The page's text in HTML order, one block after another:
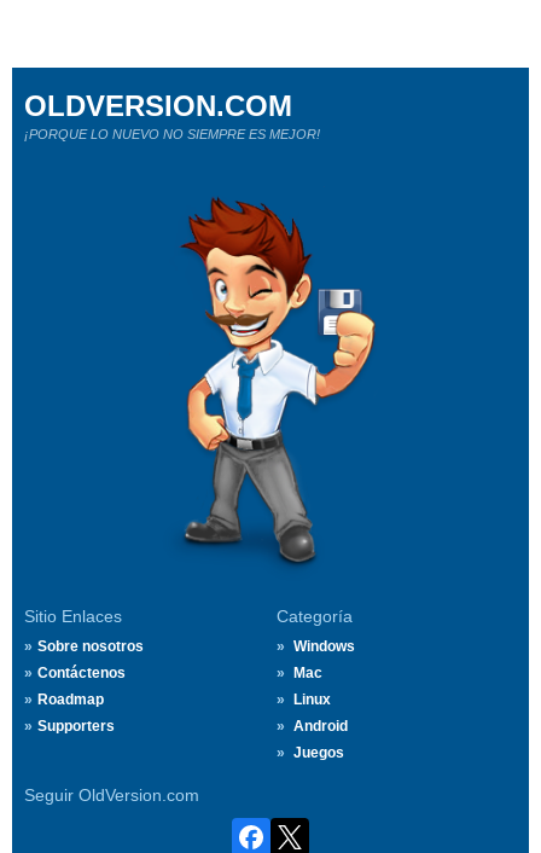
Sitio Enlaces
Sobre nosotros
Contáctenos
Roadmap
Supporters
Categoría
Windows
Mac
Linux
Android
Juegos
Seguir OldVersion.com
OLDVERSION.COM
¡PORQUE LO NUEVO NO SIEMPRE ES MEJOR!